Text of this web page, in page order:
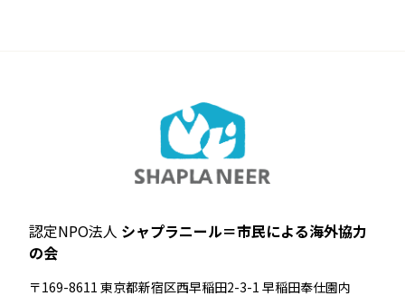
認定NPO法人 シャプラニール＝市民による海外協力
の会
〒169-8611 東京都新宿区西早稲田2-3-1 早稲田奉仕園内